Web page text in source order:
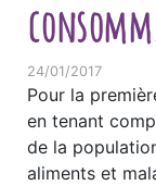
24/01/2017
Pour la
en tenant
de la
aliments et